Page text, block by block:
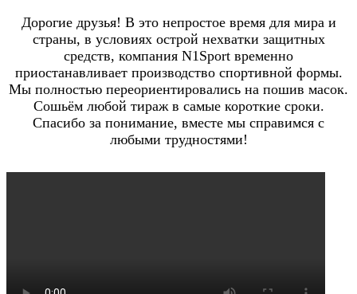
Дорогие друзья! В это непростое время для мира и
страны, в условиях острой нехватки защитных
средств, компания N1Sport временно
приостанавливает производство спортивной формы.
Мы полностью переориентировались на пошив масок.
Сошьём любой тираж в самые короткие сроки.
Спасибо за понимание, вместе мы справимся с
любыми трудностями!